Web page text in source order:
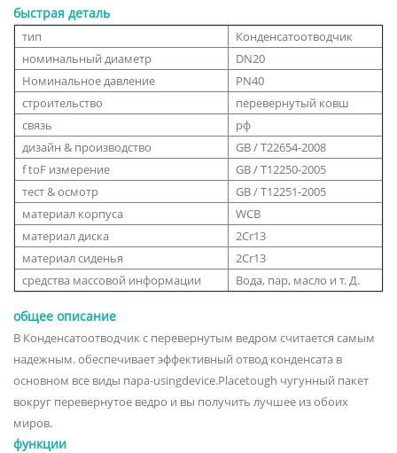
быстрая деталь
тип
Конденсатоотводчик
номинальный диаметр
DN20
Номинальное давление
PN40
строительство
перевернутый ковш
связь
рф
дизайн & производство
GB / T22654-2008
f toF измерение
GB / T12250-2005
тест & осмотр
GB / T12251-2005
материал корпуса
WCB
материал диска
2Cr13
материал сиденья
2Cr13
средства массовой информации
Вода, пар, масло и т. Д.
общее описание
В Конденсатоотводчик с перевернутым ведром считается самым
надежным. обеспечивает эффективный отвод конденсата в
основном все виды пара-usingdevice.Placetough чугунный пакет
вокруг перевернутое ведро и вы получить лучшее из обоих
миров.
функции